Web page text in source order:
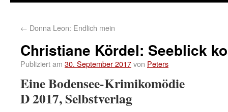
← Donna Leon: Endlich mein
Christiane Kördel: Seeblick
Publiziert am 30. September 2017von Peters
Eine Bodensee-Krimikomödie
D 2017, Selbstverlag